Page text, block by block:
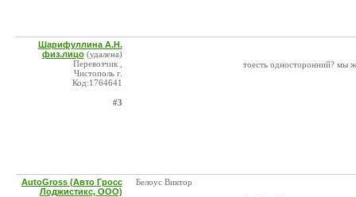
Шарифуллина А.Н.
физ.лицо (удалена)
Перевозчик ,
Чистополь г.
Код:1764641
#3
тоесть односторонний? мы
AutoGross (Авто Гросс
Лоджистикс, ООО)
Белоус Виктор